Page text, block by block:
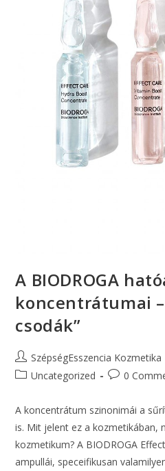
A BIODROGA
koncentrátumai
csodák”
SzépségEsszencia Kozmetika
Uncategorized
0
A koncentrátum szinonimái a
is. Mit jelent ez a kozmetikában,
kozmetikum? A BIODROGA
ampullái, speceifikusan